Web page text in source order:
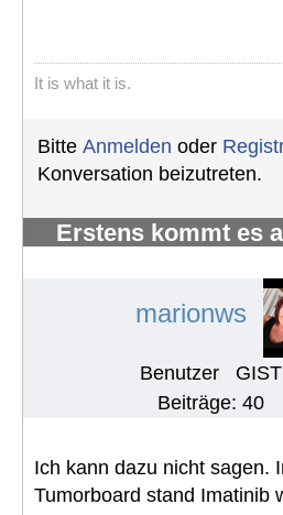
It is what it is.
Bitte Anmelden oder
Konversation beizutreten.
Erstens kommt es
marionws
Benutzer
Beiträge: 40
Ich kann dazu nicht sagen.
Tumorboard stand Imatinib